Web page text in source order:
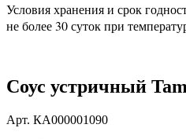
Условия хранения и срок
не более 30 суток при
Соус устричный
Арт. КА000001090